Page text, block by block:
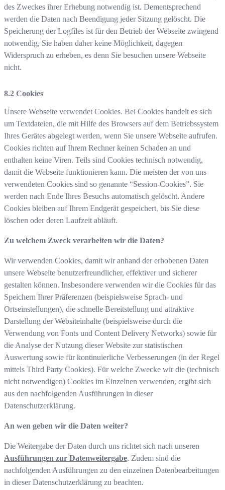
des Zweckes ihrer Erhebung notwendig ist. Dementsprechend
werden die Daten nach Beendigung jeder Sitzung gelöscht. Die
Speicherung der Logfiles ist für den Betrieb der Webseite zwingend
notwendig, Sie haben daher keine Möglichkeit, dagegen
Widerspruch zu erheben, es denn Sie besuchen unsere Webseite
nicht.
Cookies
Unsere Webseite verwendet Cookies. Bei Cookies handelt es sich
um Textdateien, die mit Hilfe des Browsers auf dem Betriebssystem
Ihres Gerätes abgelegt werden, wenn Sie unsere Webseite aufrufen.
Cookies richten auf Ihrem Rechner keinen Schaden an und
enthalten keine Viren. Teils sind Cookies technisch notwendig,
damit die Webseite funktionieren kann. Die meisten der von uns
verwendeten Cookies sind so genannte “Session-Cookies”. Sie
werden nach Ende Ihres Besuchs automatisch gelöscht. Andere
Cookies bleiben auf Ihrem Endgerät gespeichert, bis Sie diese
löschen oder deren Laufzeit abläuft.
Zu welchem Zweck verarbeiten wir die Daten?
Wir verwenden Cookies, damit wir anhand der erhobenen Daten
unsere Webseite benutzerfreundlicher, effektiver und sicherer
gestalten können. Insbesondere verwenden wir die Cookies für das
Speichern Ihrer Präferenzen (beispielsweise Sprach- und
Ortseinstellungen), die schnelle Bereitstellung und attraktive
Darstellung der Websiteinhalte (beispielsweise durch die
Verwendung von Fonts und Content Delivery Networks) sowie für
die Analyse der Nutzung dieser Website zur statistischen
Auswertung sowie für kontinuierliche Verbesserungen (in der Regel
mittels Third Party Cookies). Für welche Zwecke wir die (technisch
nicht notwendigen) Cookies im Einzelnen verwenden, ergibt sich
aus den nachfolgenden Ausführungen in dieser
Datenschutzerklärung.
An wen geben wir die Daten weiter?
Die Weitergabe der Daten durch uns richtet sich nach unseren
Ausführungen zur Datenweitergabe. Zudem sind die
nachfolgenden Ausführungen zu den einzelnen Datenbearbeitungen
in dieser Datenschutzerklärung zu beachten.